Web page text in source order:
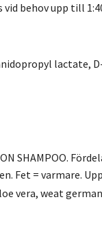
behov upp till
lactate,
SHAMPOO.
Fet = varmare.
vera, weat